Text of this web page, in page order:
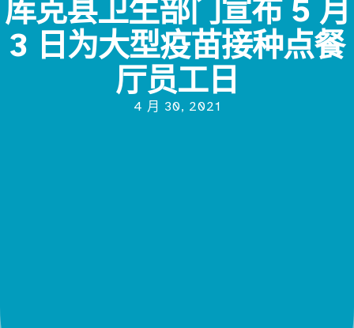
库克县卫生部门宣布 5 月
3 日为大型疫苗接种点餐
厅员工日
4 月 30, 2021